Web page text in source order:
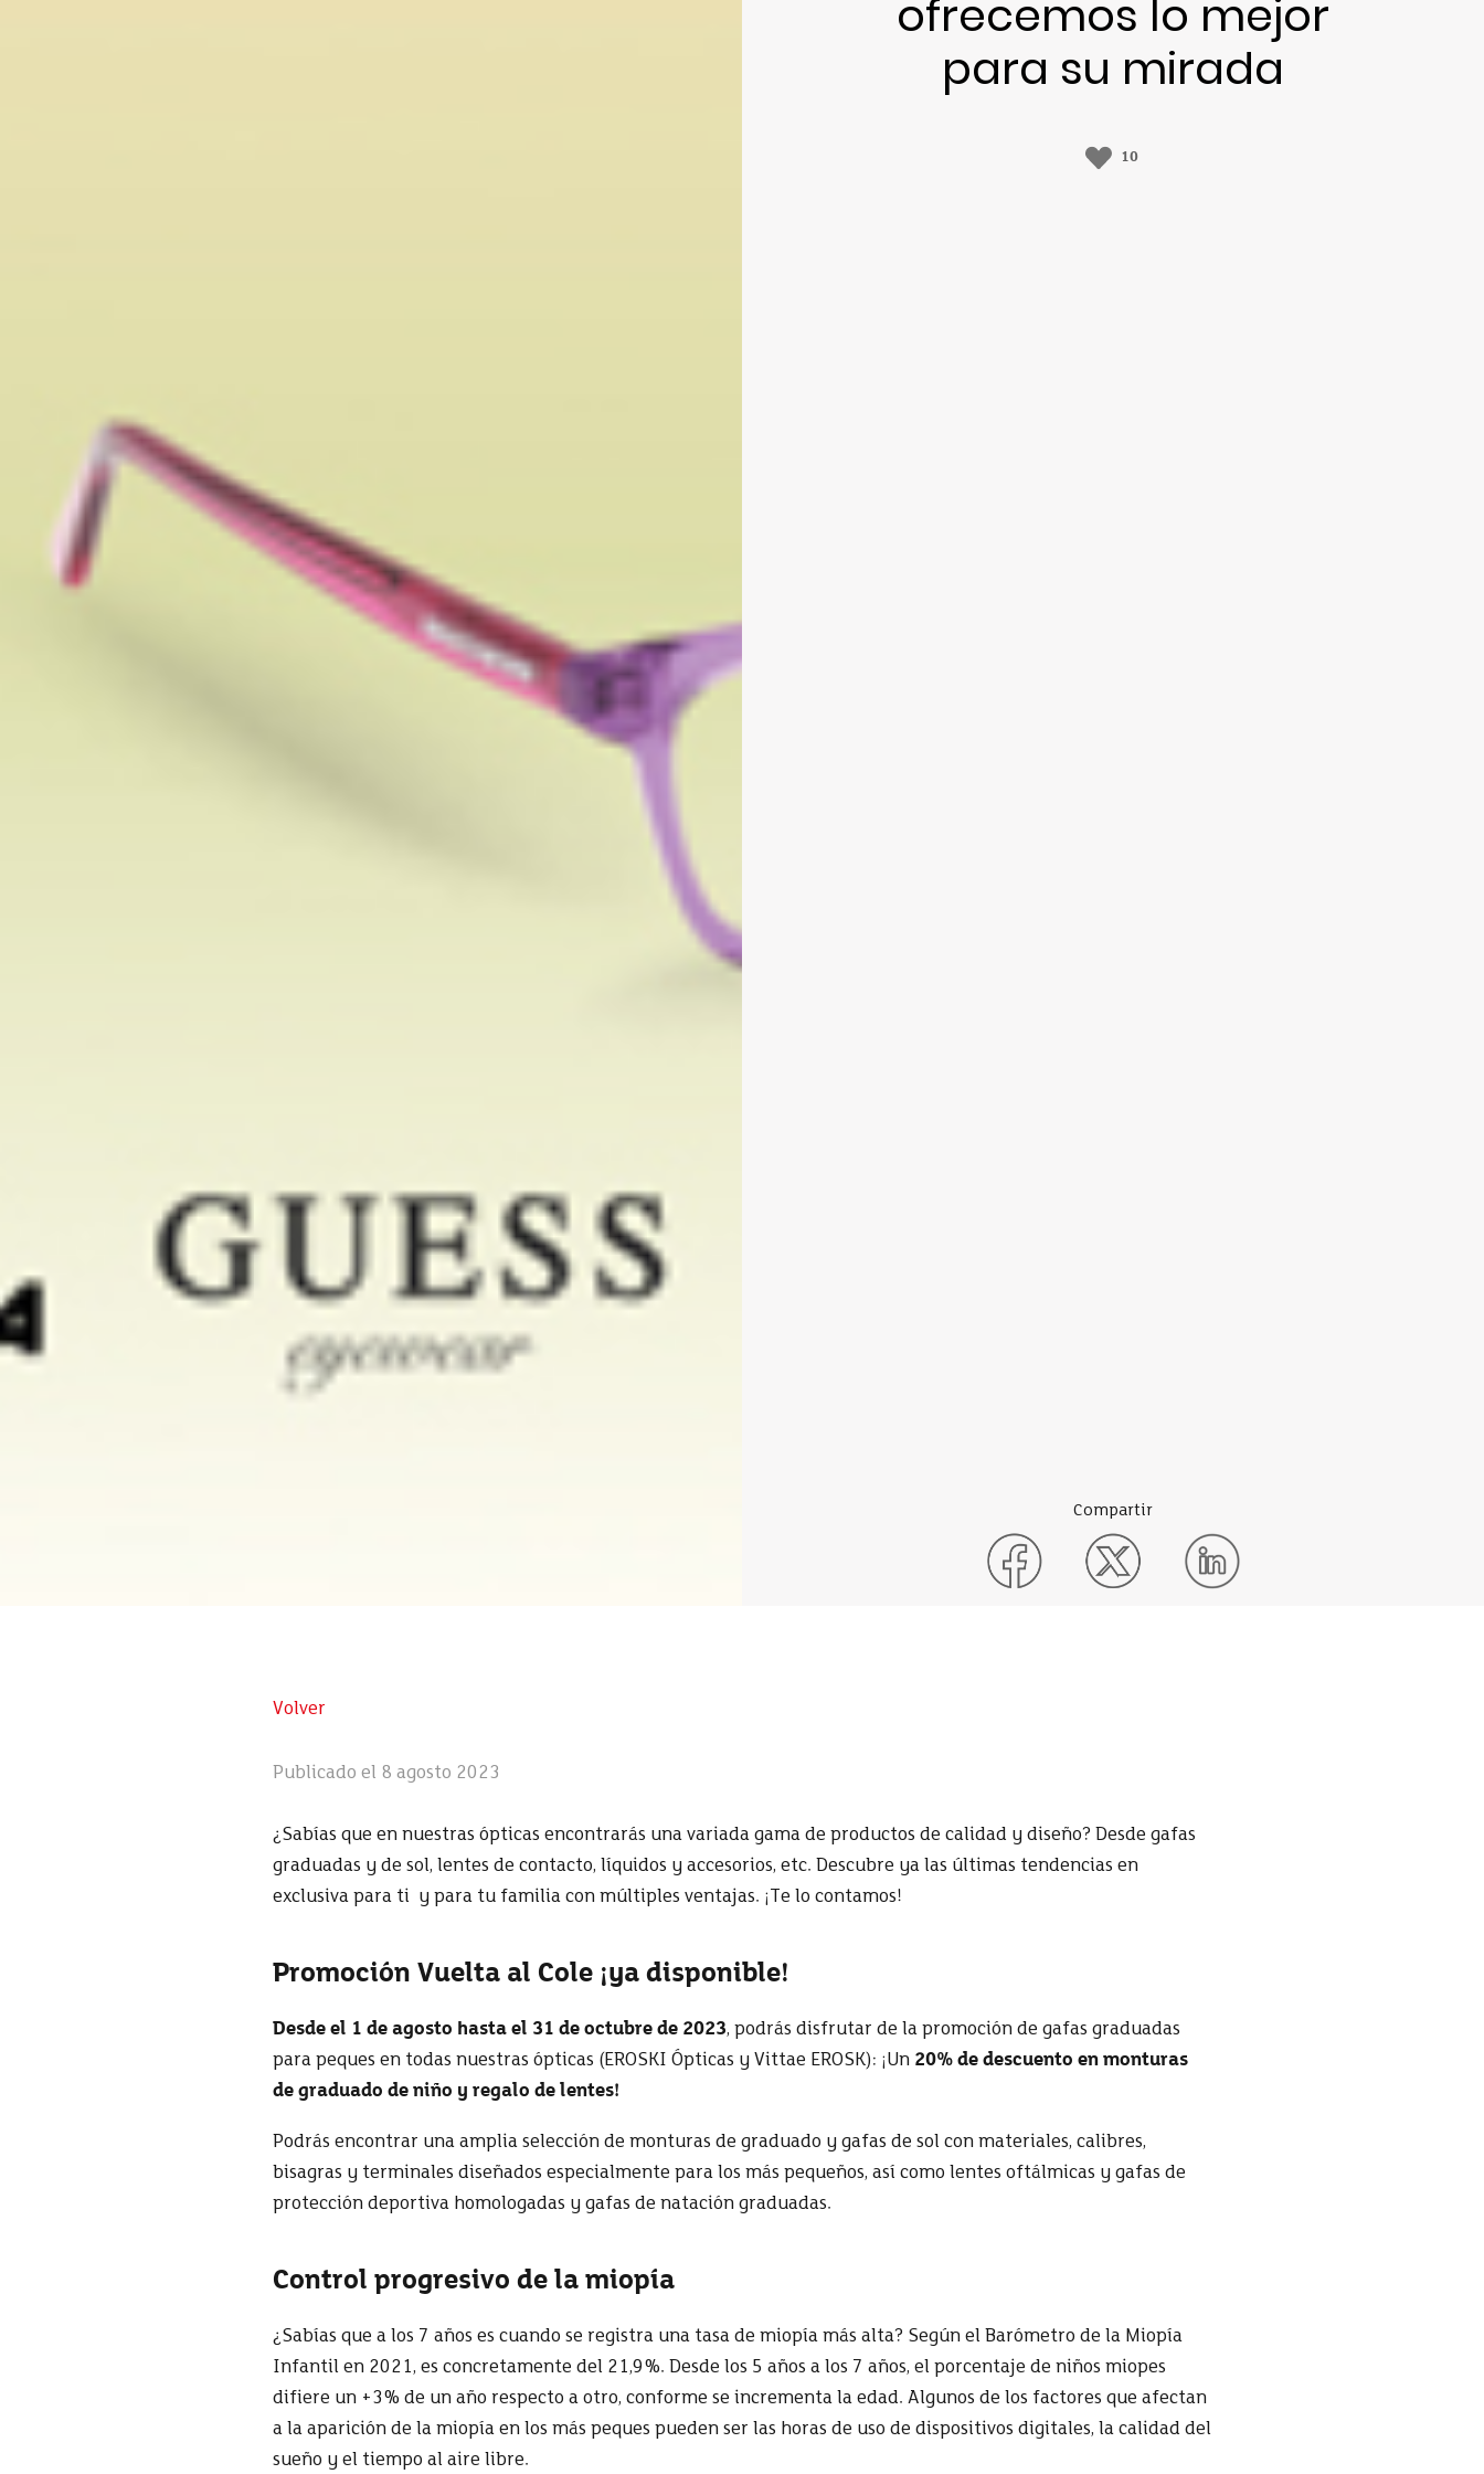
ofrecemos lo mejor
para su mirada
10
Compartir
Volver
Publicado el 8 agosto 2023
¿Sabías que en nuestras ópticas encontrarás una variada gama de productos de calidad y diseño? Desde gafas
graduadas y de sol, lentes de contacto, líquidos y accesorios, etc. Descubre ya las últimas tendencias en
exclusiva para ti y para tu familia con múltiples ventajas. ¡Te lo contamos!
Promoción Vuelta al Cole ¡ya disponible!
Desde el 1 de agosto hasta el 31 de octubre de 2023, podrás disfrutar de la promoción de gafas graduadas
para peques en todas nuestras ópticas (EROSKI Ópticas y Vittae EROSK): ¡Un 20% de descuento en monturas
de graduado de niño y regalo de lentes!
Podrás encontrar una amplia selección de monturas de graduado y gafas de sol con materiales, calibres,
bisagras y terminales diseñados especialmente para los más pequeños, así como lentes oftálmicas y gafas de
protección deportiva homologadas y gafas de natación graduadas.
Control progresivo de la miopía
¿Sabías que a los 7 años es cuando se registra una tasa de miopía más alta? Según el Barómetro de la Miopía
Infantil en 2021, es concretamente del 21,9%. Desde los 5 años a los 7 años, el porcentaje de niños miopes
difiere un +3% de un año respecto a otro, conforme se incrementa la edad. Algunos de los factores que afectan
a la aparición de la miopía en los más peques pueden ser las horas de uso de dispositivos digitales, la calidad del
sueño y el tiempo al aire libre.